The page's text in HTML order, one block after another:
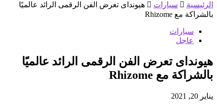
الرئيسية سيارات
هيونداى تعرض الفن الرقمى الرائد عالميًا
بالشراكة مع Rhizome
سيارات
عاجل
هيونداى تعرض الفن الرقمى الرائد عالميًا
بالشراكة مع Rhizome
يناير 20, 2021